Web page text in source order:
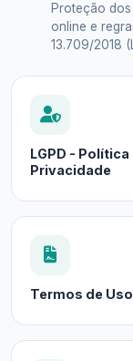
Proteção
online e
13.709/2018
LGPD - Política
Privacidade
Termos de Uso